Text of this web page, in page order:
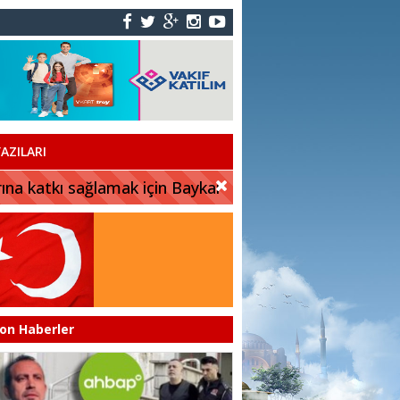
katkı sağlamak için Baykar
Haberler